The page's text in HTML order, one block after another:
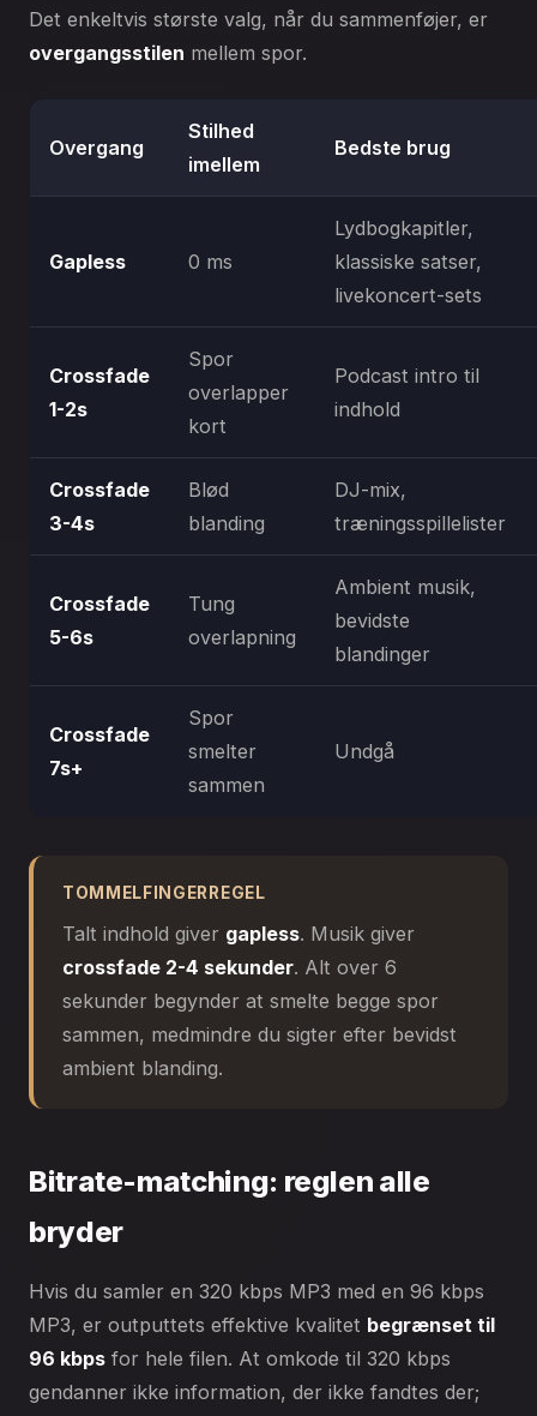
Det enkeltvis største valg, når du sammenføjer, er
overgangsstilen mellem spor.
Overgang
Stilhed
imellem
Bedste brug
Gapless 0 ms
Lydbogkapitler,
klassiske satser,
livekoncert-sets
Crossfade
1-2s
Spor
overlapper
kort
Podcast intro til
indhold
Crossfade
3-4s
Blød
blanding
DJ-mix,
træningsspillelister
Crossfade
5-6s
Tung
overlapning
Ambient musik,
bevidste
blandinger
Crossfade
7s+
Spor
smelter
sammen
Undgå
TOMMELFINGERREGEL
Talt indhold giver gapless. Musik giver
crossfade 2-4 sekunder. Alt over 6
sekunder begynder at smelte begge spor
sammen, medmindre du sigter efter bevidst
ambient blanding.
Bitrate-matching: reglen alle
bryder
Hvis du samler en 320 kbps MP3 med en 96 kbps
MP3, er outputtets effektive kvalitet begrænset til
96 kbps for hele filen. At omkode til 320 kbps
gendanner ikke information, der ikke fandtes der;